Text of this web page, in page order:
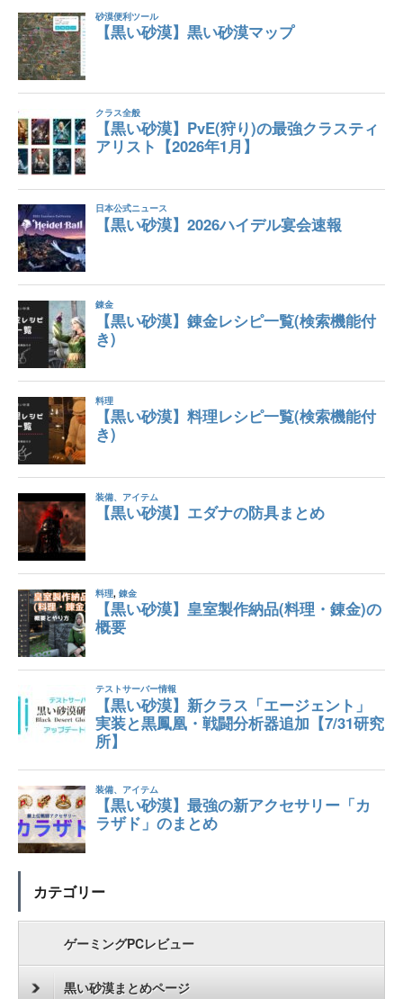
カテゴリー
ゲーミングPCレビュー
黒い砂漠まとめページ